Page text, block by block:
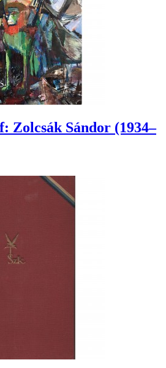
Zolcsák Sándor (1934–